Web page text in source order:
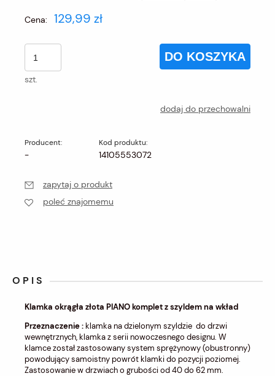
Cena: 129,99 zł
szt.
DO KOSZYKA
dodaj do przechowalni
Producent:
-
Kod produktu:
14105553072
zapytaj o produkt
poleć znajomemu
OPIS
Klamka okrągła złota PIANO komplet z szyldem na wkład
Przeznaczenie :klamka na dzielonym szyldzie do drzwi
wewnętrznych, klamka z serii nowoczesnego designu. W
klamce został zastosowany system sprężynowy (obustronny)
powodujący samoistny powrót klamki do pozycji poziomej.
Zastosowanie w drzwiach o grubości od 40 do 62 mm.